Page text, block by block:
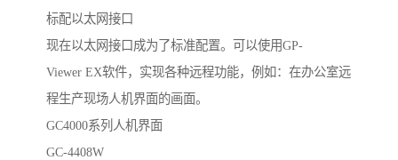
标配以太网接口
现在以太网接口成为了标准配置。可以使用GP-
Viewer EX软件，实现各种远程功能，例如：在办公室远
程生产现场人机界面的画面。
GC4000系列人机界面
GC-4408W